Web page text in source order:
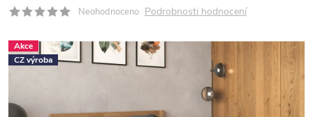
Neohodnoceno Podrobnosti hodnocení
Akce
CZ výroba